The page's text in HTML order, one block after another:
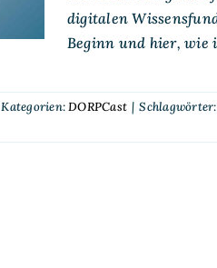
digitalen
Beginn und hier, wie
Kategorien:DORPCast | Schlagwörter: